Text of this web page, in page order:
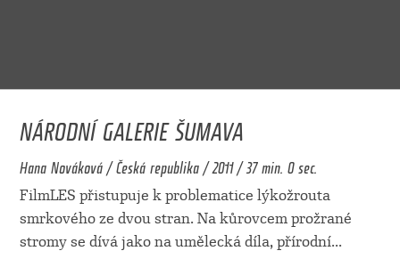
NÁRODNÍ GALERIE ŠUMAVA
Hana Nováková / Česká republika / 2011 / 37 min. 0 sec.
FilmLES přistupuje k problematice lýkožrouta
smrkového ze dvou stran. Na kůrovcem prožrané
stromy se dívá jako na umělecká díla, přírodní...